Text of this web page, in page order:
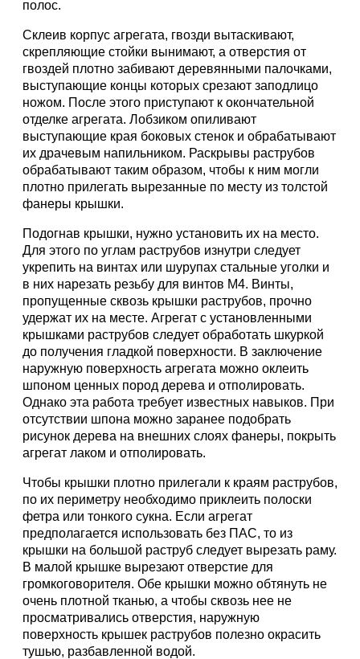
полос.
Склеив корпус агрегата, гвозди вытаскивают,
скрепляющие стойки вынимают, а отверстия от
гвоздей плотно забивают деревянными палочками,
выступающие концы которых срезают заподлицо
ножом. После этого приступают к окончательной
отделке агрегата. Лобзиком опиливают
выступающие края боковых стенок и обрабатывают
их драчевым напильником. Раскрывы раструбов
обрабатывают таким образом, чтобы к ним могли
плотно прилегать вырезанные по месту из толстой
фанеры крышки.
Подогнав крышки, нужно установить их на место.
Для этого по углам раструбов изнутри следует
укрепить на винтах или шурупах стальные уголки и
в них нарезать резьбу для винтов М4. Винты,
пропущенные сквозь крышки раструбов, прочно
удержат их на месте. Агрегат с установленными
крышками раструбов следует обработать шкуркой
до получения гладкой поверхности. В заключение
наружную поверхность агрегата можно оклеить
шпоном ценных пород дерева и отполировать.
Однако эта работа требует известных навыков. При
отсутствии шпона можно заранее подобрать
рисунок дерева на внешних слоях фанеры, покрыть
агрегат лаком и отполировать.
Чтобы крышки плотно прилегали к краям раструбов,
по их периметру необходимо приклеить полоски
фетра или тонкого сукна. Если агрегат
предполагается использовать без ПАС, то из
крышки на большой раструб следует вырезать раму.
В малой крышке вырезают отверстие для
громкоговорителя. Обе крышки можно обтянуть не
очень плотной тканью, а чтобы сквозь нее не
просматривались отверстия, наружную
поверхность крышек раструбов полезно окрасить
тушью, разбавленной водой.